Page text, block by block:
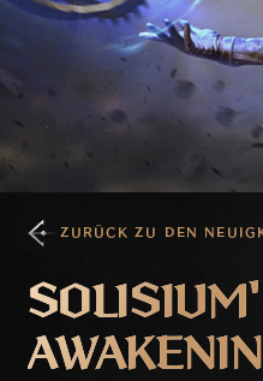
ZURÜCK ZU DEN